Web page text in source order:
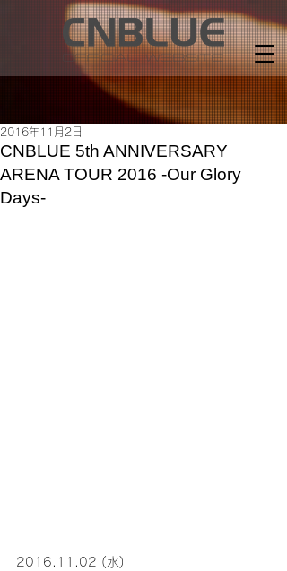
CNBLUE 5th ANNIVERSARY
ARENA TOUR 2016 -Our Glory
Days-
2016年11月2日
2016.11.02 (水)